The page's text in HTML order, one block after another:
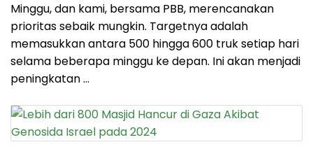
Minggu, dan kami, bersama PBB, merencanakan
prioritas sebaik mungkin. Targetnya adalah
memasukkan antara 500 hingga 600 truk setiap hari
selama beberapa minggu ke depan. Ini akan menjadi
peningkatan …